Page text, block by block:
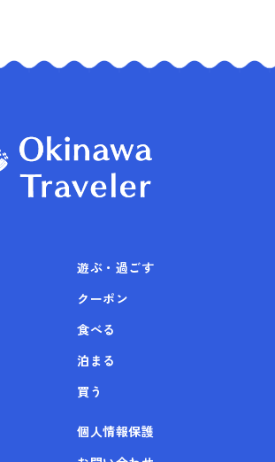
遊ぶ・過ごす
クーポン
食べる
泊まる
買う
個人情報保護